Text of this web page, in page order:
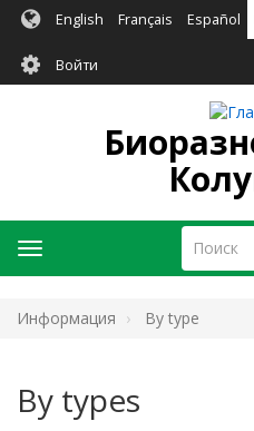
Перейти
основному
содержанию
English Français Español
User
account
Войти
Поиск
Toggle
navigation
Информация By type
By types